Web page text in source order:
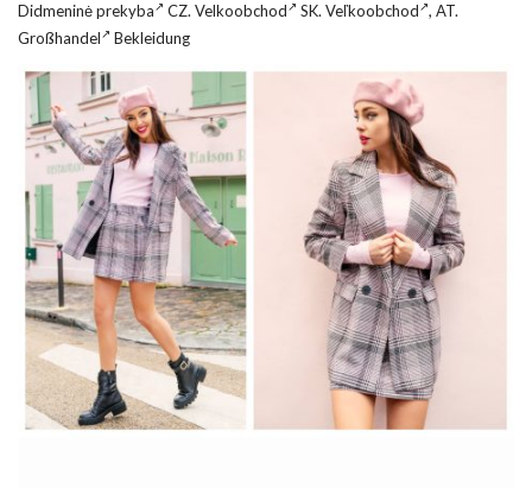
Didmeninė prekyba
CZ. Velkoobchod SK. Veľkoobchod , AT.
Großhandel
Bekleidung